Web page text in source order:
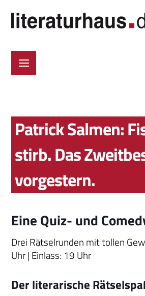
Patrick Salmen:
stirb. Das
vorgestern.
Eine Quiz- und
Drei Rätselrunden mit tollen
Uhr | Einlass: 19 Uhr
Der literarische